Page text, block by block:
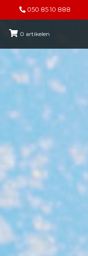
050 85 10 888
0 artikelen